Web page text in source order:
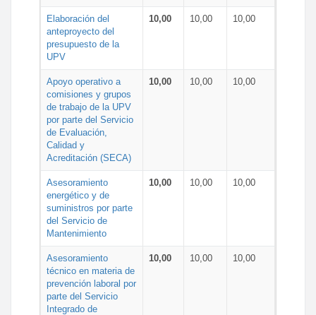
Elaboración del
anteproyecto del
presupuesto de la
UPV
10,00 10,00 10,00
Apoyo operativo a
comisiones y grupos
de trabajo de la UPV
por parte del Servicio
de Evaluación,
Calidad y
Acreditación (SECA)
10,00 10,00 10,00
Asesoramiento
energético y de
suministros por parte
del Servicio de
Mantenimiento
10,00 10,00 10,00
Asesoramiento
técnico en materia de
prevención laboral por
parte del Servicio
Integrado de
10,00 10,00 10,00